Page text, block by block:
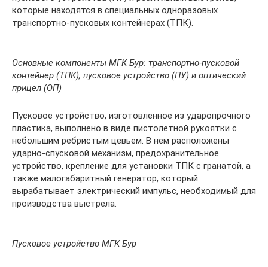
которые находятся в специальных одноразовых
транспортно-пусковых контейнерах (ТПК).
Основные компоненты МГК Бур: транспортно-пусковой
контейнер (ТПК), пусковое устройство (ПУ) и оптический
прицел (ОП)
Пусковое устройство, изготовленное из ударопрочного
пластика, выполнено в виде пистолетной рукоятки с
небольшим ребристым цевьем. В нем расположены
ударно-спусковой механизм, предохранительное
устройство, крепление для установки ТПК с гранатой, а
также малогабаритный генератор, который
вырабатывает электрический импульс, необходимый для
производства выстрела.
Пусковое устройство МГК Бур